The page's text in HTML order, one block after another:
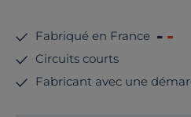
Fabriqué en France
Circuits courts
Fabricant avec une